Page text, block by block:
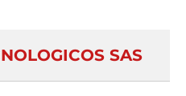
SAS